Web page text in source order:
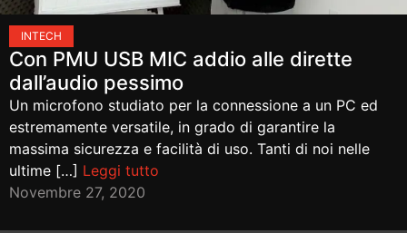
INTECH
Con PMU USB MIC addio alle dirette
dall’audio pessimo
Un microfono studiato per la connessione a un PC ed
estremamente versatile, in grado di garantire la
massima sicurezza e facilità di uso. Tanti di noi nelle
ultime […] Leggi tutto
Novembre 27, 2020